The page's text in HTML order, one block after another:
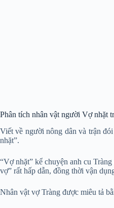
Phân tích nhân vật người Vợ nhặt
Viết về người nông dân và trận
nhặt”.
“Vợ nhặt” kể chuyện anh cu
vợ” rất hấp dẫn, đồng thời vận
Nhân vật vợ Tràng được miêu tả